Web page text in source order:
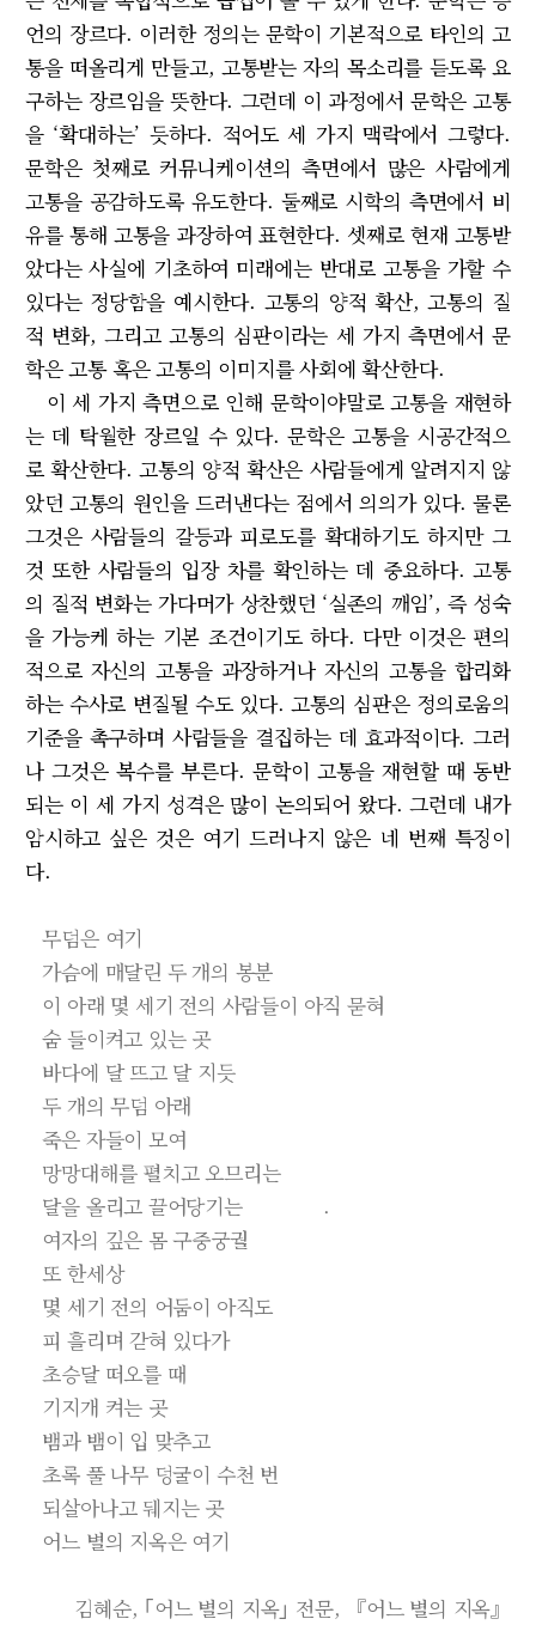
언의 장르다. 이러한 정의는 문학이 기본적으로 타인의 고
통을 떠올리게 만들고, 고통받는 자의 목소리를 듣도록 요
구하는 장르임을 뜻한다. 그런데 이 과정에서 문학은 고통
을 ‘확대하는’ 듯하다. 적어도 세 가지 맥락에서 그렇다.
문학은 첫째로 커뮤니케이션의 측면에서 많은 사람에게
고통을 공감하도록 유도한다. 둘째로 시학의 측면에서 비
유를 통해 고통을 과장하여 표현한다. 셋째로 현재 고통받
았다는 사실에 기초하여 미래에는 반대로 고통을 가할 수
있다는 정당함을 예시한다. 고통의 양적 확산, 고통의 질
적 변화, 그리고 고통의 심판이라는 세 가지 측면에서 문
학은 고통 혹은 고통의 이미지를 사회에 확산한다.
이 세 가지 측면으로 인해 문학이야말로 고통을 재현하
는 데 탁월한 장르일 수 있다. 문학은 고통을 시공간적으
로 확산한다. 고통의 양적 확산은 사람들에게 알려지지 않
았던 고통의 원인을 드러낸다는 점에서 의의가 있다. 물론
그것은 사람들의 갈등과 피로도를 확대하기도 하지만 그
것 또한 사람들의 입장 차를 확인하는 데 중요하다. 고통
의 질적 변화는 가다머가 상찬했던 ‘실존의 깨임’, 즉 성숙
을 가능케 하는 기본 조건이기도 하다. 다만 이것은 편의
적으로 자신의 고통을 과장하거나 자신의 고통을 합리화
하는 수사로 변질될 수도 있다. 고통의 심판은 정의로움의
기준을 촉구하며 사람들을 결집하는 데 효과적이다. 그러
나 그것은 복수를 부른다. 문학이 고통을 재현할 때 동반
되는 이 세 가지 성격은 많이 논의되어 왔다. 그런데 내가
암시하고 싶은 것은 여기 드러나지 않은 네 번째 특징이
다.
무덤은 여기
가슴에 매달린 두 개의 봉분
이 아래 몇 세기 전의 사람들이 아직 묻혀
숨 들이켜고 있는 곳
바다에 달 뜨고 달 지듯
두 개의 무덤 아래
죽은 자들이 모여
망망대해를 펼치고 오므리는
달을 올리고 끌어당기는 .
여자의 깊은 몸 구중궁궐
또 한세상
몇 세기 전의 어둠이 아직도
피 흘리며 갇혀 있다가
초승달 떠오를 때
기지개 켜는 곳
뱀과 뱀이 입 맞추고
초록 풀 나무 덩굴이 수천 번
되살아나고 뒈지는 곳
어느 별의 지옥은 여기
김혜순, ｢어느 별의 지옥｣ 전문, 『어느 별의 지옥』